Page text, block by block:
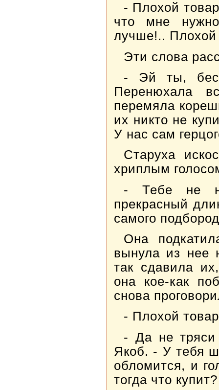
- Плохой
что мне
лучше!.. Плохой
Эти слова
- Эй ты,
Перенюхала
перемяла
их никто не
У нас сам
Старуха
хриплым
- Тебе не
прекрасный
самого
Она
вынула из нее
так сдавила
она кое-как
снова
- Плохой
- Да не тряси
Якоб. - У тебя
обломится, и
тогда что купит?